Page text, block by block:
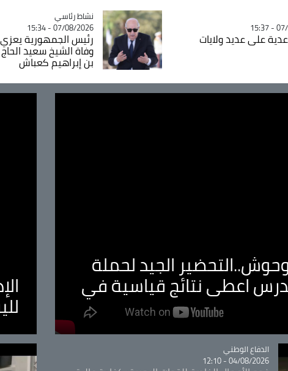
07/
على عديد ولايات
Catégorie
نشاط رئاسي
07/08/2026 - 15:34
رئيس الجمهورية
وفاة الشيخ سعيد
بن إبراهيم كعباش
الجيد لحملة
اعطى نتائج قياسية في
Catégorie
الدفاع الوطني
04/08/2026 - 12:10